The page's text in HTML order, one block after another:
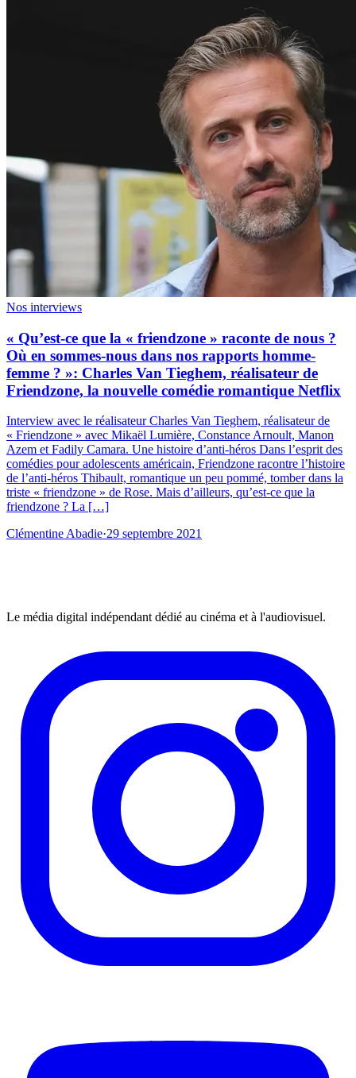
Nos interviews
« Qu’est-ce que la « friendzone » raconte de nous ?
Où en sommes-nous dans nos rapports homme-
femme ? »: Charles Van Tieghem, réalisateur de
Friendzone, la nouvelle comédie romantique Netflix
Interview avec le réalisateur Charles Van Tieghem, réalisateur de
« Friendzone » avec Mikaël Lumière, Constance Arnoult, Manon
Azem et Fadily Camara. Une histoire d’anti-héros Dans l’esprit des
comédies pour adolescents américain, Friendzone racontre l’histoire
de l’anti-héros Thibault, romantique un peu pommé, tomber dans la
triste « friendzone » de Rose. Mais d’ailleurs, qu’est-ce que la
friendzone ? La […]
Clémentine Abadie·29 septembre 2021
Le média digital indépendant dédié au cinéma et à l'audiovisuel.